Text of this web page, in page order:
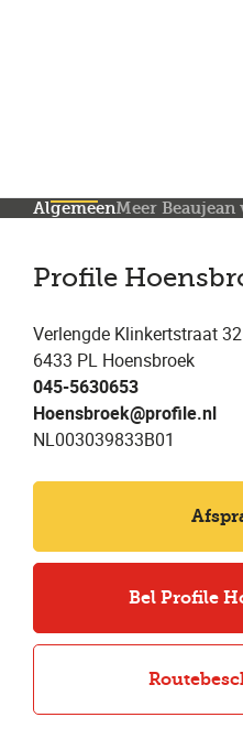
AlgemeenMeer
Profile
Verlengde Klinkertstraat 32
6433 PL Hoensbroek
045-5630653
Hoensbroek@profile.nl
NL003039833B01
Bel Profile